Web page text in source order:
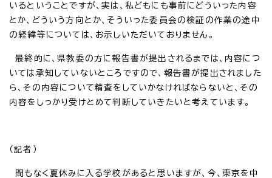
いるということですが、実は、私どもにも事前にどういった内容
とか、どういう方向とか、そういった委員会の検証の作業の途中
の経緯等については、お示しいただいておりません。
最終的に、県教委の方に報告書が提出されるまでは、内容につ
いては承知していないところですので、報告書が提出されました
ら、その内容について精査をしていかなければならないと、その
内容をしっかり受けとめて判断していきたいと考えています。
（記者）
間もなく夏休みに入る学校があると思いますが、今、東京を中